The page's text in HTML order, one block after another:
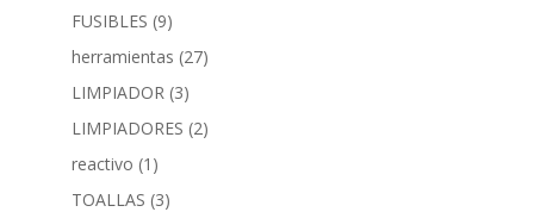
FUSIBLES (9)
herramientas (27)
LIMPIADOR (3)
LIMPIADORES (2)
reactivo (1)
TOALLAS (3)